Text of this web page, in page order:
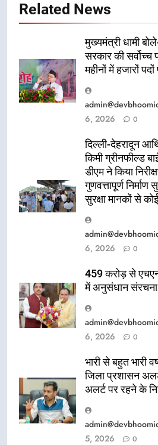
Related News
मुख्यमंत्री धामी
सरकार की
महीनों में हजारों पदों
6, 2026
0
दिल्ली-देहरादून
किमी ग्रीनफील्ड
डीएम ने किया
गुणवत्तापूर्ण
सुरक्षा मानकों से
6, 2026
0
459 करोड़ से
में अनुसंधान संरचना
6, 2026
0
भारी से बहुत भारी
जिला प्रशासन
अलर्ट पर रहने के
5, 2026
0